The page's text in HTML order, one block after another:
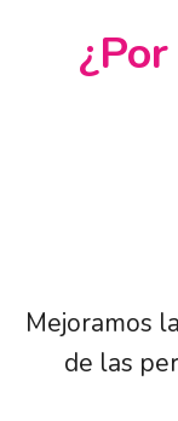
Mejoramos
de las